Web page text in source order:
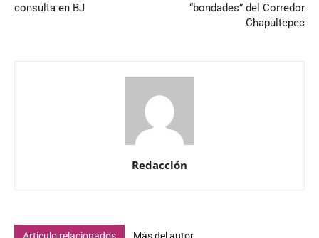
consulta en BJ
“bondades” del Corredor
Chapultepec
Redacción
Artículo relacionados Más del autor